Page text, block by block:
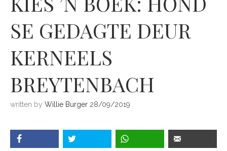
SE GEDAGTE DEUR
KERNEELS
BREYTENBACH
written by Willie Burger 28/09/2019